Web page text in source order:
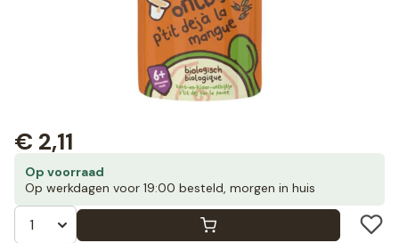
Op voorraad
Op werkdagen voor 19:00 besteld, morgen in huis
€ 2,11